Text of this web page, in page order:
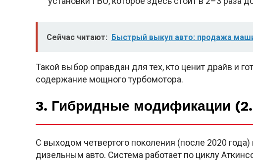
Сейчас читают: Быстрый выкуп авто: продажа
Такой выбор оправдан для тех, кто ценит драйв и
содержание мощного турбомотора.
3. Гибридные модификации
С выходом четвертого поколения (после 2020
дизельным авто. Система работает по циклу